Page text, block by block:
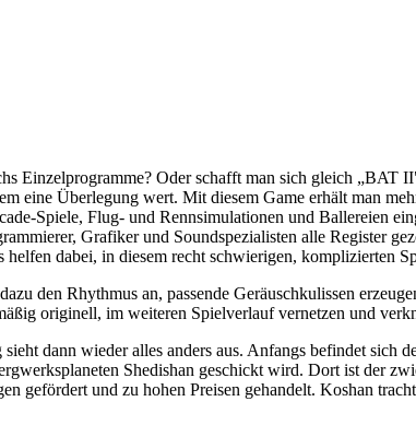
Einzelprogramme? Oder schafft man sich gleich „BAT
eine Überlegung wert. Mit diesem Game erhält man
Spiele, Flug- und Rennsimulationen und Ballereien
Grafiker und Soundspezialisten alle Register
helfen dabei, in diesem recht schwierigen, komplizierten
den Rhythmus an, passende Geräuschkulissen
originell, im weiteren Spielverlauf vernetzen und
dann wieder alles anders aus. Anfangs befindet
Shedishan geschickt wird. Dort ist der
gefördert und zu hohen Preisen gehandelt. Koshan